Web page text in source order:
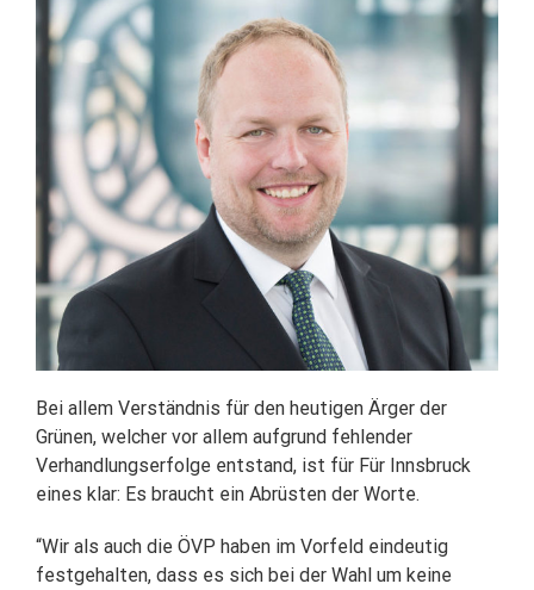
Bei allem Verständnis für den heutigen Ärger der
Grünen, welcher vor allem aufgrund fehlender
Verhandlungserfolge entstand, ist für Für Innsbruck
eines klar: Es braucht ein Abrüsten der Worte.
“Wir als auch die ÖVP haben im Vorfeld eindeutig
festgehalten, dass es sich bei der Wahl um keine